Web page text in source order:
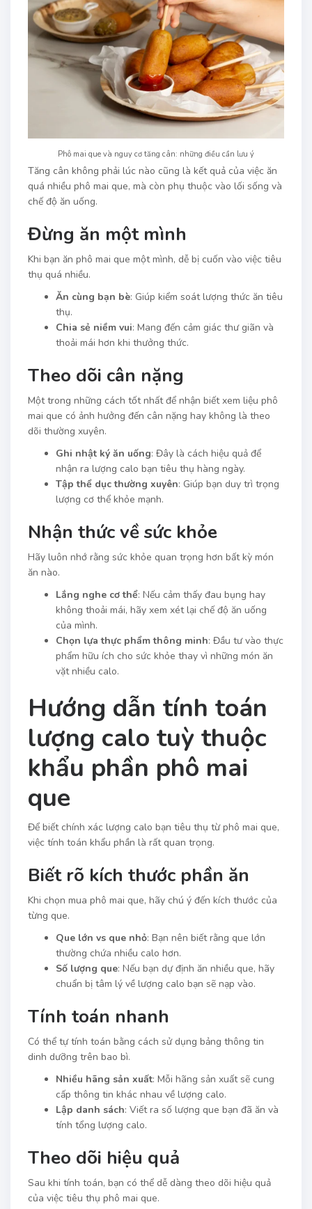
Phô mai que và nguy cơ tăng cân: những điều cần lưu ý
Tăng cân không phải lúc nào cũng là kết quả của việc ăn
quá nhiều phô mai que, mà còn phụ thuộc vào lối sống và
chế độ ăn uống.
Đừng ăn một mình
Khi bạn ăn phô mai que một mình, dễ bị cuốn vào việc tiêu
thụ quá nhiều.
Ăn cùng bạn bè: Giúp kiểm soát lượng thức ăn tiêu
thụ.
Chia sẻ niềm vui: Mang đến cảm giác thư giãn và
thoải mái hơn khi thưởng thức.
Theo dõi cân nặng
Một trong những cách tốt nhất để nhận biết xem liệu phô
mai que có ảnh hưởng đến cân nặng hay không là theo
dõi thường xuyên.
Ghi nhật ký ăn uống: Đây là cách hiệu quả để
nhận ra lượng calo bạn tiêu thụ hàng ngày.
Tập thể dục thường xuyên: Giúp bạn duy trì trọng
lượng cơ thể khỏe mạnh.
Nhận thức về sức khỏe
Hãy luôn nhớ rằng sức khỏe quan trọng hơn bất kỳ món
ăn nào.
Lắng nghe cơ thể: Nếu cảm thấy đau bụng hay
không thoải mái, hãy xem xét lại chế độ ăn uống
của mình.
Chọn lựa thực phẩm thông minh: Đầu tư vào thực
phẩm hữu ích cho sức khỏe thay vì những món ăn
vặt nhiều calo.
Hướng dẫn tính toán
lượng calo tuỳ thuộc
khẩu phần phô mai
que
Để biết chính xác lượng calo bạn tiêu thụ từ phô mai que,
việc tính toán khẩu phần là rất quan trọng.
Biết rõ kích thước phần ăn
Khi chọn mua phô mai que, hãy chú ý đến kích thước của
từng que.
Que lớn vs que nhỏ: Bạn nên biết rằng que lớn
thường chứa nhiều calo hơn.
Số lượng que: Nếu bạn dự định ăn nhiều que, hãy
chuẩn bị tâm lý về lượng calo bạn sẽ nạp vào.
Tính toán nhanh
Có thể tự tính toán bằng cách sử dụng bảng thông tin
dinh dưỡng trên bao bì.
Nhiều hãng sản xuất: Mỗi hãng sản xuất sẽ cung
cấp thông tin khác nhau về lượng calo.
Lập danh sách: Viết ra số lượng que bạn đã ăn và
tính tổng lượng calo.
Theo dõi hiệu quả
Sau khi tính toán, bạn có thể dễ dàng theo dõi hiệu quả
của việc tiêu thụ phô mai que.